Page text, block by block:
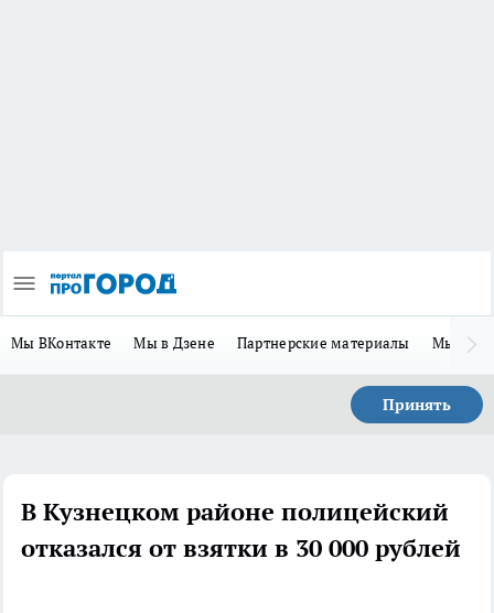
Мы ВКонтакте Мы в Дзене Партнерские материалы Мы в
Принять
В Кузнецком районе полицейский
отказался от взятки в 30 000 рублей